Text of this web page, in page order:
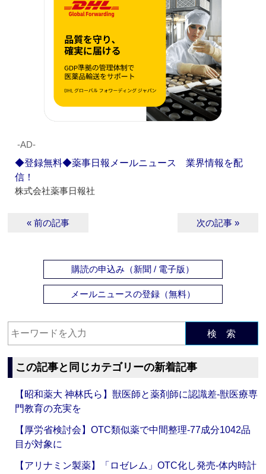
‐AD‐
◆登録無料◆薬事日報メールニュース 業界情報を配
信！
株式会社薬事日報社
« 前の記事 次の記事 »
購読の申込み（新聞 / 電子版）
メールニュースの登録（無料）
検 索
この記事と同じカテゴリーの新着記事
【昭和薬大 神林氏ら】獣医師と薬剤師に認識差‐獣医療専
門教育の充実を
【厚労省検討会】OTC類似薬で中間整理‐77成分1042品
目が対象に
【アリナミン製薬】「ロゼレム」OTC化し発売‐体内時計